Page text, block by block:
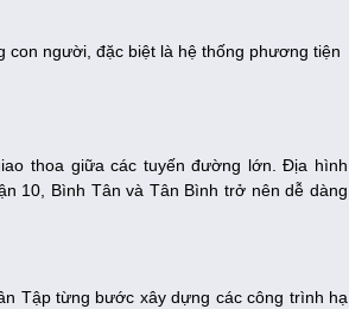
con người, đặc biệt là hệ thống phương tiện
thoa giữa các tuyến đường lớn. Địa hình
10, Bình Tân và Tân Bình trở nên dễ dàng
Tập từng bước xây dựng các công trình hạ